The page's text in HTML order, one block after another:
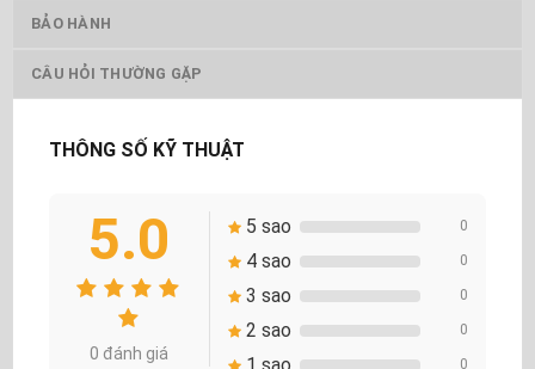
BẢO HÀNH
CÂU HỎI THƯỜNG GẶP
THÔNG SỐ KỸ THUẬT
5.0
0 đánh giá
5 sao 0
4 sao 0
3 sao 0
2 sao 0
0